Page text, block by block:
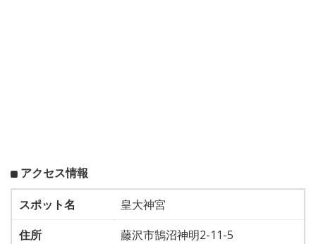
アクセス情報
スポット名
皇大神宮
住所
藤沢市鵠沼神明2-11-5